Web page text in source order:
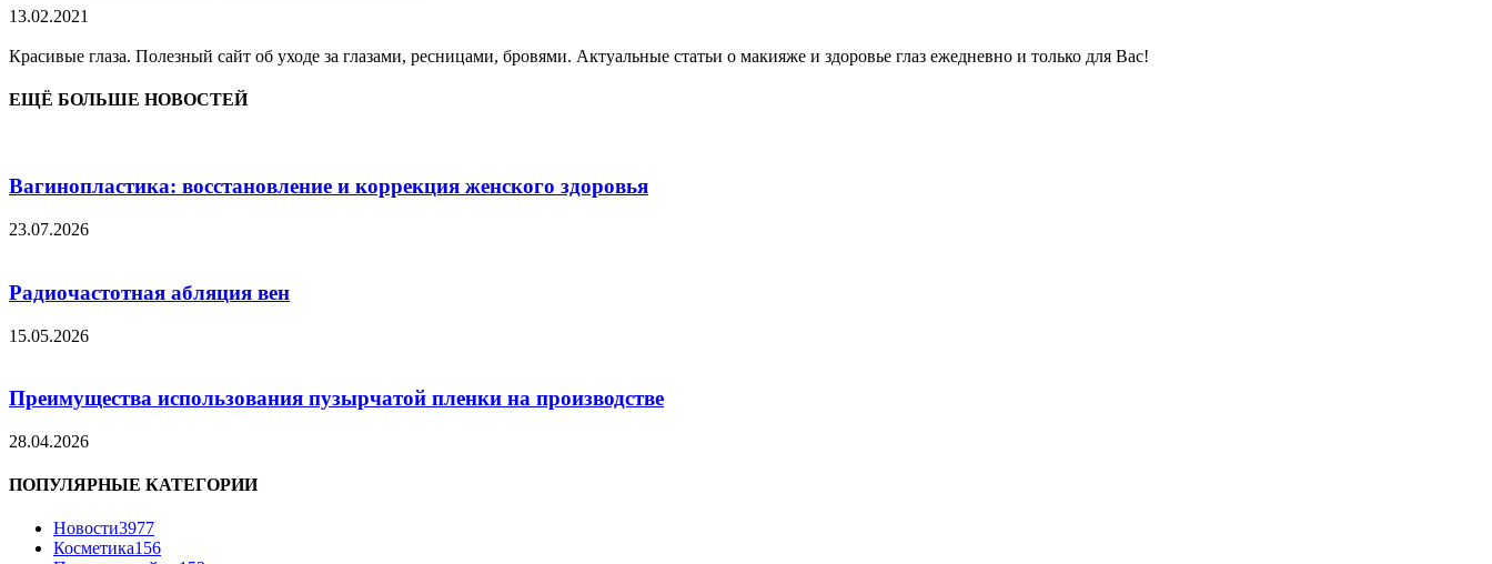
13.02.2021
Красивые глаза. Полезный сайт об уходе за глазами, ресницами, бровями. Актуальные статьи о макияже и здоровье глаз ежедневно и только для Вас!
ЕЩЁ БОЛЬШЕ НОВОСТЕЙ
Вагинопластика: восстановление и коррекция женского здоровья
23.07.2026
Радиочастотная абляция вен
15.05.2026
Преимущества использования пузырчатой пленки на производстве
28.04.2026
ПОПУЛЯРНЫЕ КАТЕГОРИИ
Новости3977
Косметика156